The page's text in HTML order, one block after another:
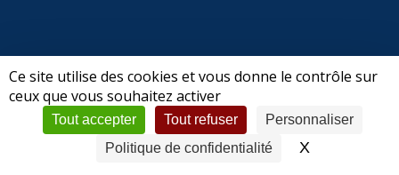
Ce site utilise des cookies et vous donne le contrôle sur
ceux que vous souhaitez activer
Tout accepter Tout refuser
Personnaliser
Politique de confidentialité
XMasquer le
© 2026 CPSFV | Club de Pêche Sportive Forez-Velay.
Mentions légales|Politique de confidentialité